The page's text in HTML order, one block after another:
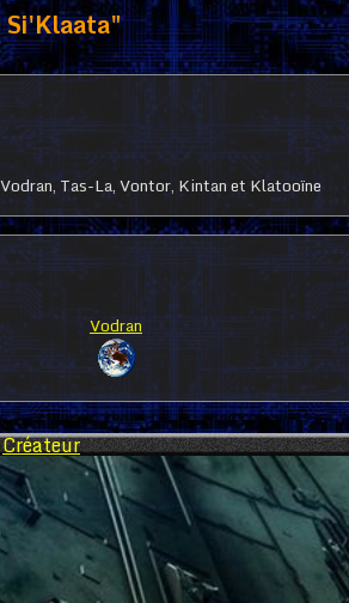
Si'Klaata"
Tas-La, Vontor, Kintan et Klatooïne
Vodran
Créateur